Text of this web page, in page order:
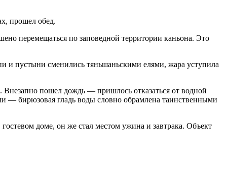
прошел обед.
перемещаться по заповедной территории каньона. Это
и пустыни сменились тяньшаньскими елями, жара уступила
Внезапно пошел дождь — пришлось отказаться от водной
— бирюзовая гладь воды словно обрамлена таинственными
доме, он же стал местом ужина и завтрака. Объект